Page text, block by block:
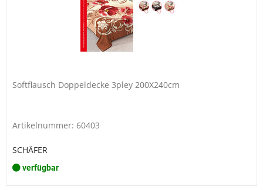
Softflausch Doppeldecke 3pley 200X240cm
Artikelnummer: 60403
SCHÄFER
verfügbar